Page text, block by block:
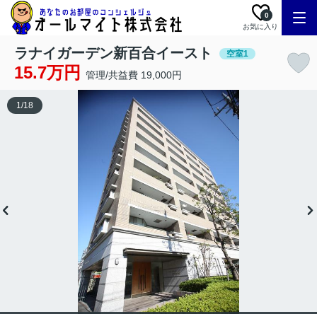
お気に入り
0
ラナイガーデン新百合イースト 空室1
15.7万円 管理/共益費 19,000円
1/18